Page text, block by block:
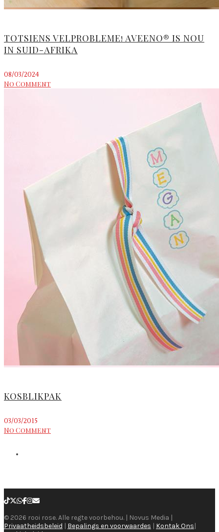
TOTSIENS VELPROBLEME! AVEENO® IS NOU
IN SUID-AFRIKA
08/03/2024
No Comment
KOSBLIKPAK
03/03/2015
No Comment
© 2026 rooi rose. Alle regte voorbehou. | Novus Media |
Privaatheidsbeleid | Bepalings en voorwaardes | Kontak Ons|